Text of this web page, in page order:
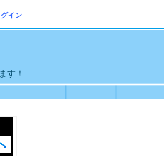
グイン
す！